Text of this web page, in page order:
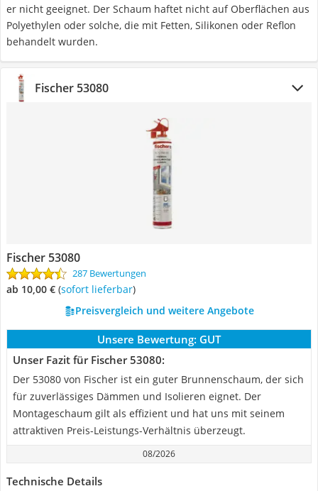
er nicht geeignet. Der Schaum haftet nicht auf Oberflächen aus
Polyethylen oder solche, die mit Fetten, Silikonen oder Reflon
behandelt wurden.
Fischer 53080
Fischer 53080
287 Bewertungen
ab 10,00 € ( Sofort lieferbar)
Preisvergleich und weitere Angebote
Unsere Bewertung: GUT
Unser Fazit für Fischer 53080:
Der 53080 von Fischer ist ein guter Brunnenschaum, der sich
für zuverlässiges Dämmen und Isolieren eignet. Der
Montageschaum gilt als effizient und hat uns mit seinem
attraktiven Preis-Leistungs-Verhältnis überzeugt.
08/2026
Technische Details